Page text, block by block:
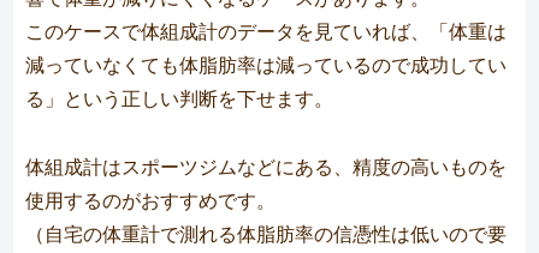
このケースで体組成計のデータを見ていれば、「体重は
減っていなくても体脂肪率は減っているので成功してい
る」という正しい判断を下せます。
体組成計はスポーツジムなどにある、精度の高いものを
使用するのがおすすめです。
（自宅の体重計で測れる体脂肪率の信憑性は低いので要